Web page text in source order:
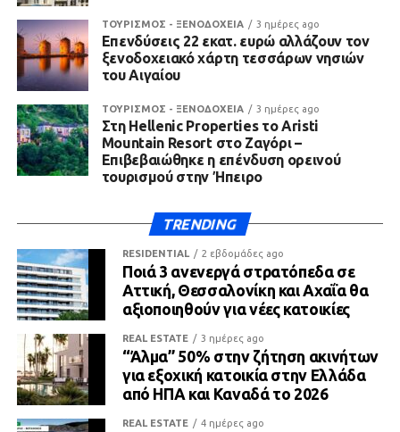
ΤΟΥΡΙΣΜΟΣ - ΞΕΝΟΔΟΧΕΙΑ 3 ημέρες ago
Επενδύσεις 22 εκατ. ευρώ αλλάζουν τον
ξενοδοχειακό χάρτη τεσσάρων νησιών
του Αιγαίου
ΤΟΥΡΙΣΜΟΣ - ΞΕΝΟΔΟΧΕΙΑ 3 ημέρες ago
Στη Hellenic Properties το Aristi
Mountain Resort στο Ζαγόρι –
Επιβεβαιώθηκε η επένδυση ορεινού
τουρισμού στην Ήπειρο
TRENDING
RESIDENTIAL 2 εβδομάδες ago
Ποιά 3 ανενεργά στρατόπεδα σε
Αττική, Θεσσαλονίκη και Αχαΐα θα
αξιοποιηθούν για νέες κατοικίες
REAL ESTATE 3 ημέρες ago
“Άλμα” 50% στην ζήτηση ακινήτων
για εξοχική κατοικία στην Ελλάδα
από ΗΠΑ και Καναδά το 2026
REAL ESTATE 4 ημέρες ago